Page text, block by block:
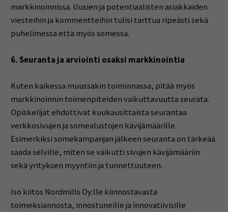
markkinoinnissa. Uusien ja potentiaalisten asiakkaiden
viesteihin ja kommentteihin tulisi tarttua ripeästi sekä
puhelimessa että myös somessa.
6. Seuranta ja arviointi osaksi markkinointia
Kuten kaikessa muussakin toiminnassa, pitää myös
markkinoinnin toimenpiteiden vaikuttavuutta seurata.
Opiskelijat ehdottivat kuukausittaista seurantaa
verkkosivujen ja somealustojen kävijämäärille.
Esimerkiksi somekampanjan jälkeen seuranta on tärkeää
saada selville, miten se vaikutti sivujen kävijämääriin
sekä yrityksen myyntiin ja tunnettuuteen.
Iso kiitos Nordmills Oy:lle kiinnostavasta
toimeksiannosta, innostuneille ja innovatiivisille